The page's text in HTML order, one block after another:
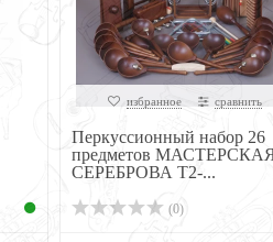
избранное сравнить
Перкуссионный набор 26
предметов
СЕРЕБРОВА Т2-...
(0)